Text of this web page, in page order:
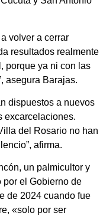
volver a cerrar
resultados realmente
porque ya ni con las
asegura Barajas.
dispuestos a nuevos
excarcelaciones.
del Rosario no han
afirma.
un palmicultor y
por el Gobierno de
de 2024 cuando fue
«solo por ser